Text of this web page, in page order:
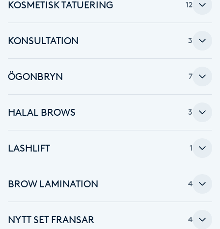
Skalpmassage
Skinbooster
Skoinlägg
Skäggfärgning
Skäggtrimmning
KOSMETISK TATUERING 12
KONSULTATION 3
ÖGONBRYN 7
HALAL BROWS 3
LASHLIFT 1
BROW LAMINATION 4
NYTT SET FRANSAR 4